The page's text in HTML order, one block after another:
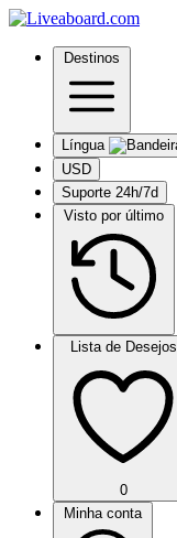
Destinos
Língua
USD
Suporte 24h/7d
Visto por último
Lista de Desejos
0
Minha conta